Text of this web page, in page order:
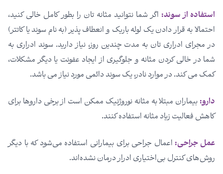
استفاده از سوند: اگر شما نتوانید مثانه تان را بطور کامل خالی کنید،
احتمالا به قرار دادن یک لوله باریک و انعطاف پذیر (به نام سوند یا کاتتر)
در مجرای ادراری تان به مدت چندین روز، نیاز دارید. سوند ادراری به
شما در خالی کردن مثانه و جلوگیری از ایجاد عفونت یا دیگر مشکلات،
کمک می کند. در موارد نادر، یک سوند دائمی مورد نیاز می باشد.
دارو:بیماران مبتلا به مثانه نوروژنیک ممکن است از برخی دارو‌ها برای
کاهش فعالیت زیاد مثانه استفاده کنند.
عمل جراحی: اعمال جراحی برای بیمارانی استفاده می‌شود که با دیگر
روش‌های کنترل بی‌اختیاری ادرار درمان نشده‌اند.